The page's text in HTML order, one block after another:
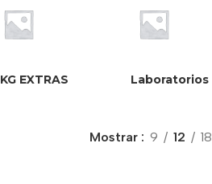
KG EXTRAS Laboratorios
Mostrar 9 12 18